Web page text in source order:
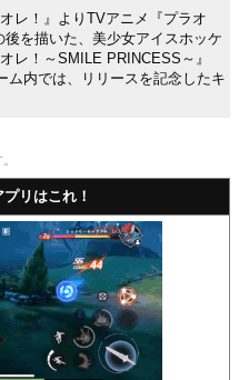
レ！』よりTVアニメ『プラオ
を描いた、美少女アイスホッケ
レ！～SMILE PRINCESS～』
ム内では、リリースを記念したキ
リはこれ！